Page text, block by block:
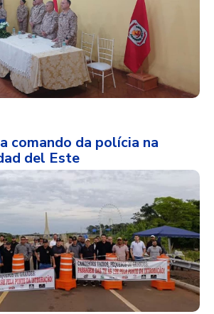
comando da polícia na
del Este